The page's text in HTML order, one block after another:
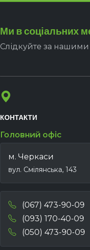
Ми в соціальних
Слідкуйте за
КОНТАКТИ
Головний офіс
м. Черкаси
вул. Смілянська, 143
(067) 473-90-09
(093) 170-40-09
(050) 473-90-09